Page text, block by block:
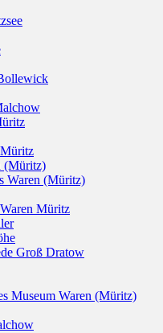
(Müritz)
Waren (Müritz)
Müritz
Groß Dratow
Museum Waren (Müritz)